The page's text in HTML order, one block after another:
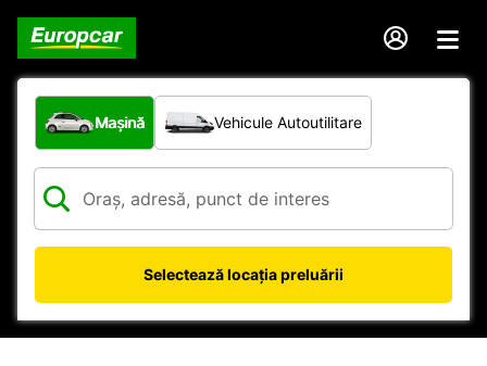
Ce tip de vehicul?
Mașină Vehicule Autoutilitare
Selectează locația preluării